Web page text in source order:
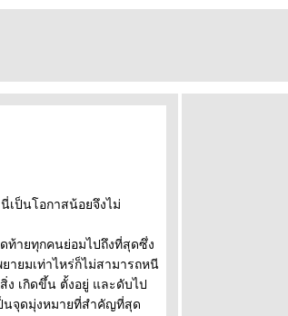
เป็นโอกาสน้อยจึงไม่
ท้ายทุกคนย่อมไปถึงที่สุดซึ่ง
ายมเท่าไหร่ก็ไม่สามารถหนี
ง เกิดขึ้น ตั้งอยู่ และดับไป
นจุดมุ่งหมายที่สำคัญที่สุด